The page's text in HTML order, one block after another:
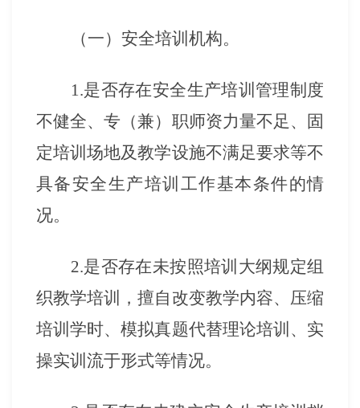
（一）安全培训机构。
1.是否存在安全生产培训管理制度
不健全、专（兼）职师资力量不足、固
定培训场地及教学设施不满足要求等不
具备安全生产培训工作基本条件的情
况。
2.是否存在未按照培训大纲规定组
织教学培训，擅自改变教学内容、压缩
培训学时、模拟真题代替理论培训、实
操实训流于形式等情况。